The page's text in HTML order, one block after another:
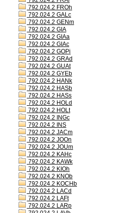
792.024.2 FROh
792.024.2 GALc
792.024.2 GENm
792.024.2 GIA
792.024.2 GIAa
792.024.2 GIAc
792.024.2 GOPi
792.024.2 GRAd
792.024.2 GUAt
792.024.2 GYEb
792.024.2 HANk
792.024.2 HASb
792.024.2 HASs
792.024.2 HOLd
792.024.2 HOLt
792.024.2 INGc
792.024.2 INS
792.024.2 JACm
792.024.2 JOOn
792.024.2 JOUm
792.024.2 KAHc
792.024.2 KAWk
792.024.2 KIOh
792.024.2 KNOb
792.024.2 KOCHb
792.024.2 LACd
792.024.2 LAFt
792.024.2 LARp